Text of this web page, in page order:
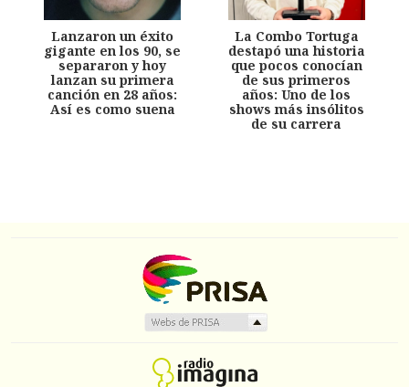
Lanzaron un éxito
gigante en los 90, se
separaron y hoy
lanzan su primera
canción en 28 años:
Así es como suena
La Combo Tortuga
destapó una historia
que pocos conocían
de sus primeros
años: Uno de los
shows más insólitos
de su carrera